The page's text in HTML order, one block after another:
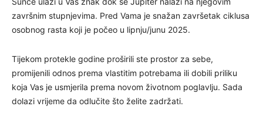
završnim stupnjevima. Pred Vama je snažan završetak ciklusa
osobnog rasta koji je počeo u lipnju/junu 2025.
Tijekom protekle godine proširili ste prostor za sebe,
promijenili odnos prema vlastitim potrebama ili dobili priliku
koja Vas je usmjerila prema novom životnom poglavlju. Sada
dolazi vrijeme da odlučite što želite zadržati.